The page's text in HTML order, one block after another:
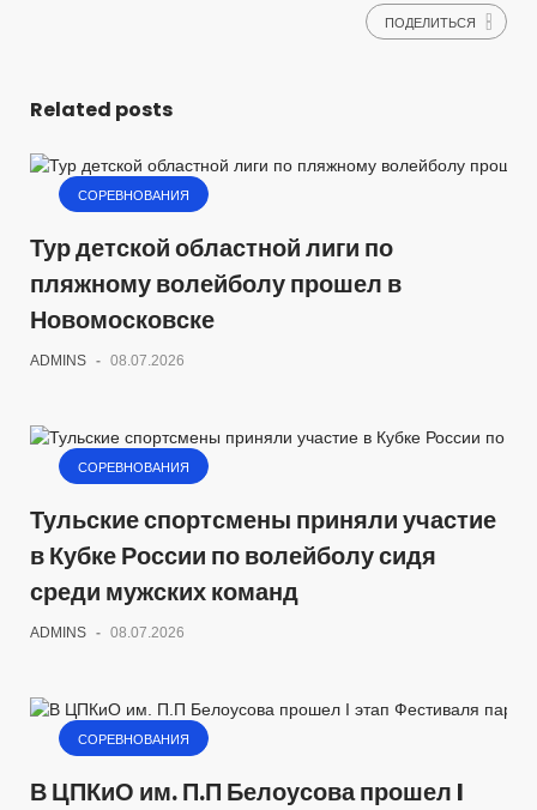
ПОДЕЛИТЬСЯ
Related posts
СОРЕВНОВАНИЯ
Тур детской областной лиги по
пляжному волейболу прошел в
Новомосковске
ADMINS - 08.07.2026
СОРЕВНОВАНИЯ
Тульские спортсмены приняли участие
в Кубке России по волейболу сидя
среди мужских команд
ADMINS - 08.07.2026
СОРЕВНОВАНИЯ
В ЦПКиО им. П.П Белоусова прошел I